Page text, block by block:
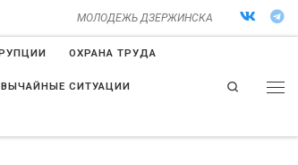
МОЛОДЕЖЬ ДЗЕРЖИНСКА
ОХРАНА ТРУДА
СИТУАЦИИ Search